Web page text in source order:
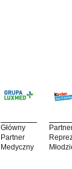
Główny
Partner
Medyczny